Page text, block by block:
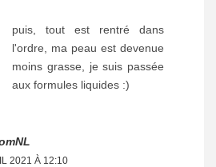
puis, tout est rentré dans
l'ordre, ma peau est devenue
moins grasse, je suis passée
aux formules liquides :)
2021 À 12:10